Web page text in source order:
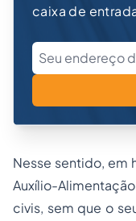
caixa de
Nesse sentido, em
Auxílio-
civis, sem que o